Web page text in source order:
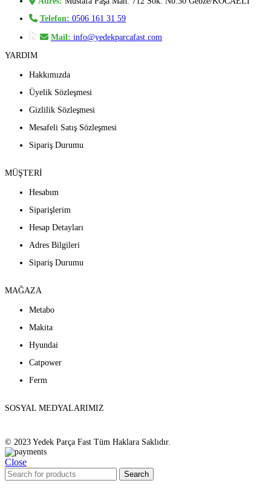
Telefon: 0506 161 31 59
Mail: info@yedekparcafast.com
YARDIM
Hakkımızda
Üyelik Sözleşmesi
Gizlilik Sözleşmesi
Mesafeli Satış Sözleşmesi
Sipariş Durumu
MÜŞTERİ
Hesabım
Siparişlerim
Hesap Detayları
Adres Bilgileri
Sipariş Durumu
MAĞAZA
Metabo
Makita
Hyundai
Catpower
Ferm
SOSYAL MEDYALARIMIZ
© 2023 Yedek Parça Fast Tüm Haklara Saklıdır.
Close
Search